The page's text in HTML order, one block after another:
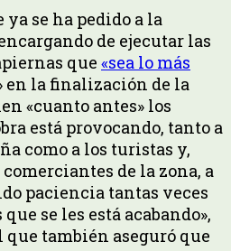
se ha pedido a la
de ejecutar las
que «sea lo más
en la finalización de la
«cuanto antes» los
está provocando, tanto a
como a los turistas y,
de la zona, a
paciencia tantas veces
se les está acabando»,
también aseguró que